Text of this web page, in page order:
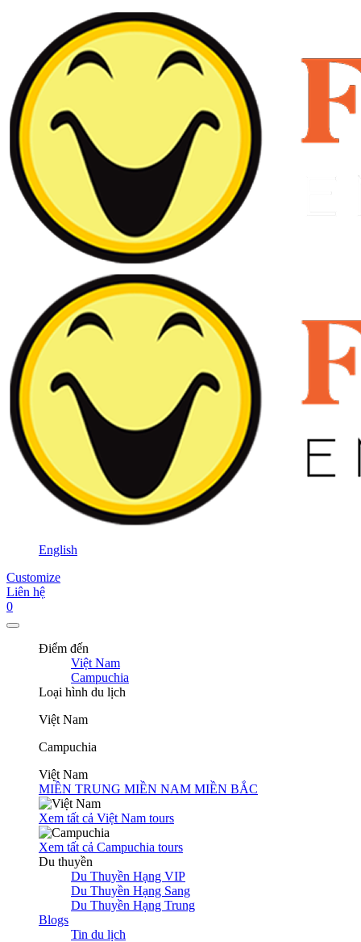
English
Customize
Liên hệ
0
Điểm đến
Việt Nam
Campuchia
Loại hình du lịch
Việt Nam
Campuchia
Việt Nam
MIỀN TRUNG MIỀN NAM MIỀN BẮC
Xem tất cả Việt Nam tours
Xem tất cả Campuchia tours
Du thuyền
Du Thuyền Hạng VIP
Du Thuyền Hạng Sang
Du Thuyền Hạng Trung
Blogs
Tin du lịch